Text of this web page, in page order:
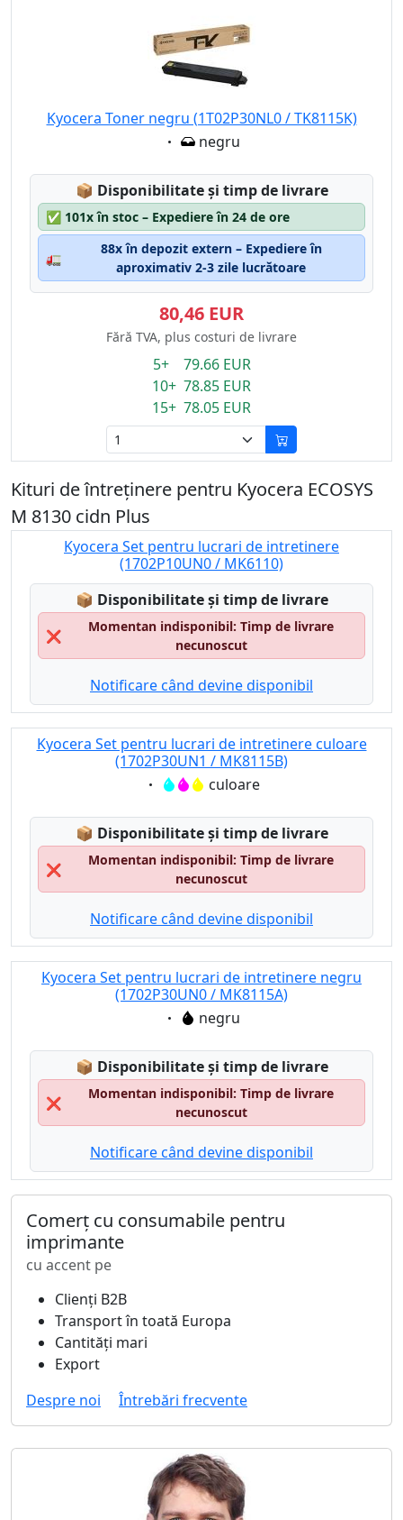
Kyocera Toner negru (1T02P30NL0 / TK8115K)
Eigenschaft:
negru
📦 Lagerstatus:
Disponibilitate și timp de livrare
✅ 101x în stoc – Expediere în 24 de ore
🚛
88x în depozit extern – Expediere în
aproximativ 2-3 zile lucrătoare
80,46 EUR
Fără TVA, plus costuri de livrare
5+ 79.66 EUR
10+ 78.85 EUR
15+ 78.05 EUR
Kituri de întreținere pentru Kyocera ECOSYS
M 8130 cidn Plus
Kyocera Set pentru lucrari de intretinere
(1702P10UN0 / MK6110)
📦 Lagerstatus:
Disponibilitate și timp de livrare
❌
Momentan indisponibil: Timp de livrare
necunoscut
Notificare când devine disponibil
Kyocera Set pentru lucrari de intretinere culoare
(1702P30UN1 / MK8115B)
Eigenschaft:culoare
📦 Lagerstatus:
Disponibilitate și timp de livrare
❌
Momentan indisponibil: Timp de livrare
necunoscut
Notificare când devine disponibil
Kyocera Set pentru lucrari de intretinere negru
(1702P30UN0 / MK8115A)
Eigenschaft:
negru
📦 Lagerstatus:
Disponibilitate și timp de livrare
❌
Momentan indisponibil: Timp de livrare
necunoscut
Notificare când devine disponibil
Comerț cu consumabile pentru
imprimante
cu accent pe
Clienți B2B
Transport în toată Europa
Cantități mari
Export
Despre noi
Întrebări frecvente